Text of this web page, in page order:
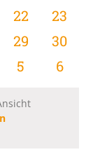
0
22
0
23
0
29
0
30
0
5
0
6